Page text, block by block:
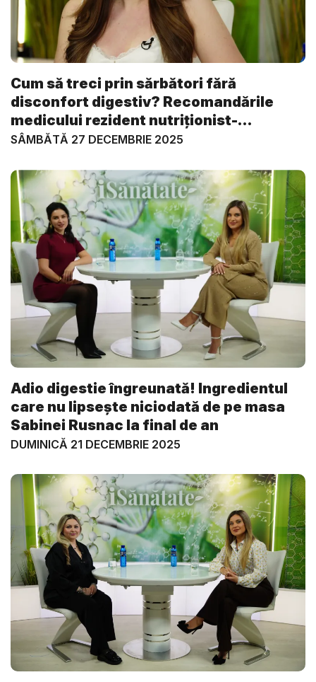
Cum să treci prin sărbători fără
disconfort digestiv? Recomandările
medicului rezident nutriționist-
dietetic...
SÂMBĂTĂ 27 DECEMBRIE 2025
Adio digestie îngreunată! Ingredientul
care nu lipsește niciodată de pe masa
Sabinei Rusnac la final de an
DUMINICĂ 21 DECEMBRIE 2025